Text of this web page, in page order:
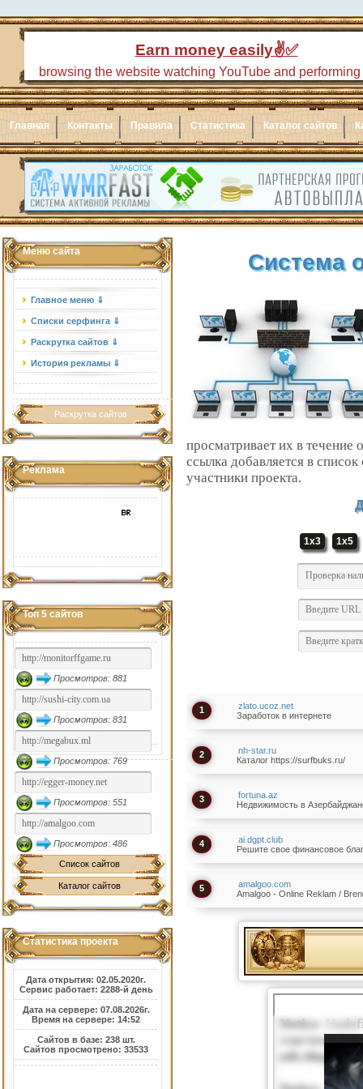
Главная Контакты Правила Статистика Каталог сайтов
Меню сайта
Главное меню ⇓
Списки серфинга ⇓
Раскрутка сайтов ⇓
История рекламы ⇓
Раскрутка сайтов
Реклама
Топ 5 сайтов
Просмотров: 881
Просмотров: 831
Просмотров: 769
Просмотров: 551
Просмотров: 486
Список сайтов
Каталог сайтов
Статистика проекта
Дата открытия: 02.05.2020г.
Сервис работает: 2288-й день
Дата на сервере: 07.08.2026г.
Время на сервере: 14:52
Сайтов в базе: 238 шт.
Сайтов просмотрено: 33533
Система
просматривает их в течение
ссылка добавляется в
участники проекта.
1x3 1x5
1
zlato.ucoz.net
Заработок в интернете
2
nh-star.ru
Каталог https://surfbuks.ru/
3
fortuna.az
Недвижимость в
4
ai.dgpt.club
Решите свое финансовое
5
amalgoo.com
Amalgoo - Online Reklam /